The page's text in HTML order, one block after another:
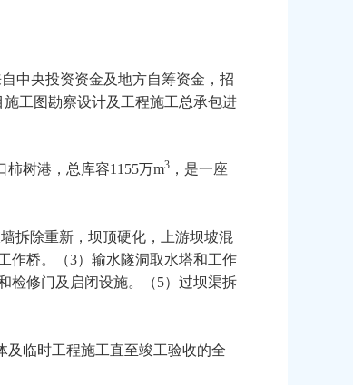
自中央投资资金及地方自筹资金，招
工图勘察设计及工程施工总承包进
柿树港，总库容1155万m3 ，是一座
拆除重新，坝顶硬化，上游坝坡混
作桥。（3）输水隧洞取水塔和工作
检修门及启闭设施。（5）过坝渠拆
及临时工程施工直至竣工验收的全